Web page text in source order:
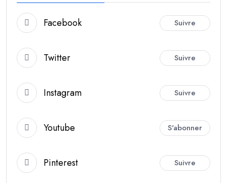
Facebook Suivre
Twitter Suivre
Instagram Suivre
Youtube S'abonner
Pinterest Suivre